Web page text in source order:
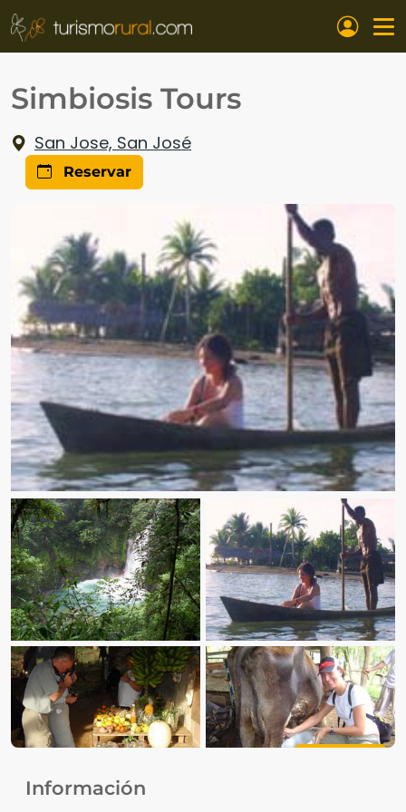
Pasar al contenido principal
Simbiosis Tours
San Jose, San José
Reservar
Información